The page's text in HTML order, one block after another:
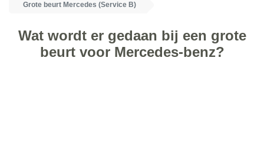
Grote beurt Mercedes (Service B)
Wat wordt er gedaan bij een grote
beurt voor Mercedes-benz?